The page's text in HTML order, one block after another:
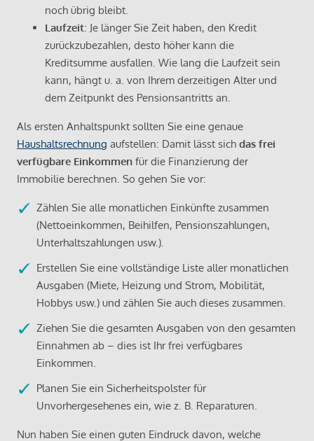
noch übrig bleibt.
Laufzeit: Je länger Sie Zeit haben, den Kredit
zurückzubezahlen, desto höher kann die
Kreditsumme ausfallen. Wie lang die Laufzeit sein
kann, hängt u. a. von Ihrem derzeitigen Alter und
dem Zeitpunkt des Pensionsantritts an.
Als ersten Anhaltspunkt sollten Sie eine genaue
Haushaltsrechnung aufstellen: Damit lässt sich das frei
verfügbare Einkommen für die Finanzierung der
Immobilie berechnen. So gehen Sie vor:
Zählen Sie alle monatlichen Einkünfte zusammen
(Nettoeinkommen, Beihilfen, Pensionszahlungen,
Unterhaltszahlungen usw.).
Erstellen Sie eine vollständige Liste aller monatlichen
Ausgaben (Miete, Heizung und Strom, Mobilität,
Hobbys usw.) und zählen Sie auch dieses zusammen.
Ziehen Sie die gesamten Ausgaben von den gesamten
Einnahmen ab – dies ist Ihr frei verfügbares
Einkommen.
Planen Sie ein Sicherheitspolster für
Unvorhergesehenes ein, wie z. B. Reparaturen.
Nun haben Sie einen guten Eindruck davon, welche